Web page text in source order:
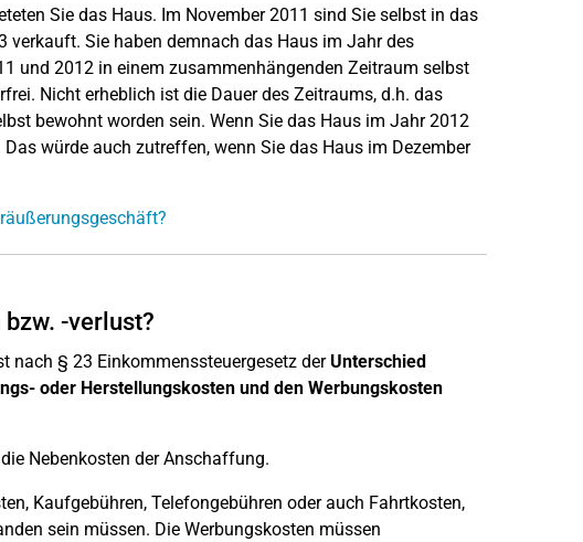
Sie das Haus. Im November 2011 sind Sie selbst in das
Sie haben demnach das Haus im Jahr des
und 2012 in einem zusammenhängenden Zeitraum selbst
Nicht erheblich ist die Dauer des Zeitraums, d.h. das
bewohnt worden sein. Wenn Sie das Haus im Jahr 2012
würde auch zutreffen, wenn Sie das Haus im Dezember
-verlust?
nach § 23 Einkommenssteuergesetz derUnterschied
oder Herstellungskosten und den Werbungskosten
Nebenkosten der Anschaffung.
Kaufgebühren, Telefongebühren oder auch Fahrtkosten,
sein müssen. Die Werbungskosten müssen